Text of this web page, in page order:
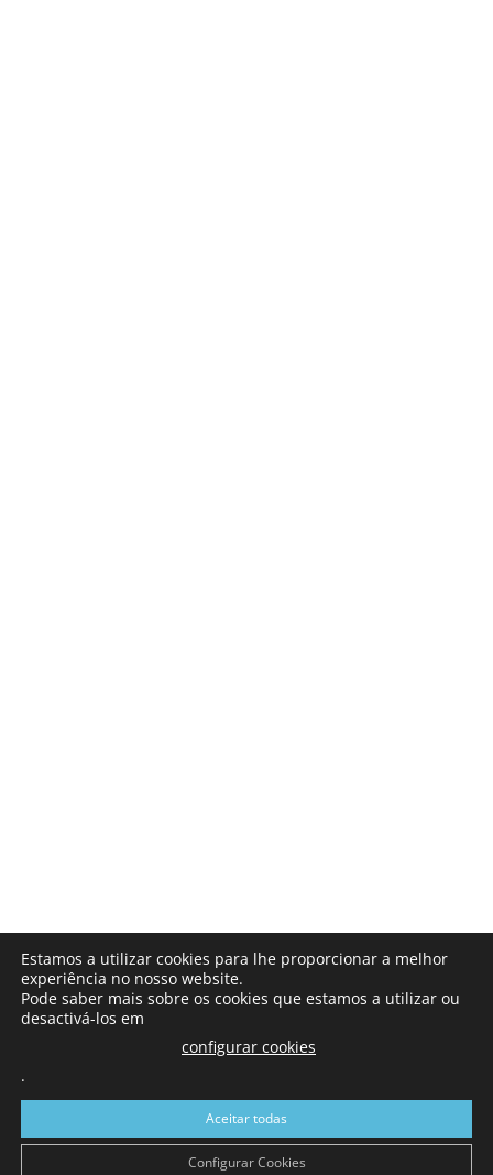
Estamos a utilizar cookies para lhe proporcionar a melhor
experiência no nosso website.
Pode saber mais sobre os cookies que estamos a utilizar ou
desactivá-los em
configurar cookies
.
Aceitar todas
Configurar Cookies